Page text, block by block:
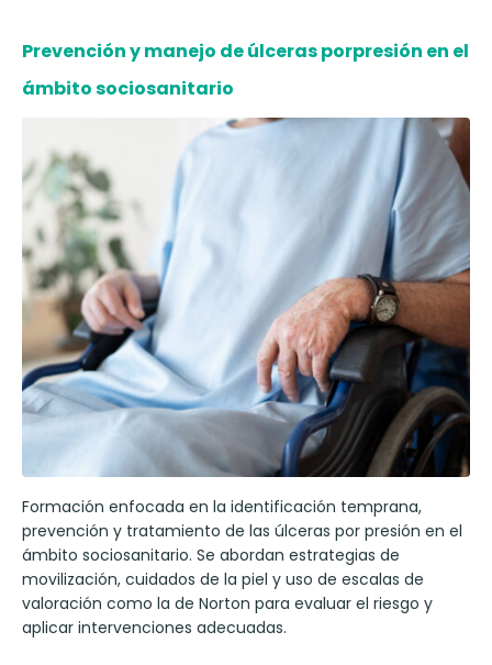
Prevención y manejo de úlceras porpresión en el
ámbito sociosanitario
​Formación enfocada en la identificación temprana,
prevención y tratamiento de las úlceras por presión en el
ámbito sociosanitario. Se abordan estrategias de
movilización, cuidados de la piel y uso de escalas de
valoración como la de Norton para evaluar el riesgo y
aplicar intervenciones adecuadas. ​